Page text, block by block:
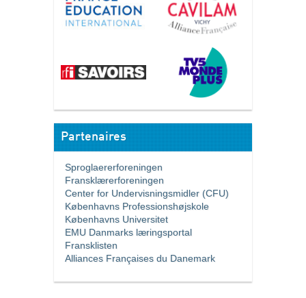
Partenaires
Sproglaererforeningen
Fransklærerforeningen
Center for Undervisningsmidler (CFU)
Københavns Professionshøjskole
Københavns Universitet
EMU Danmarks læringsportal
Fransklisten
Alliances Françaises du Danemark